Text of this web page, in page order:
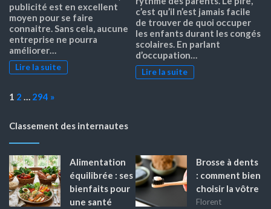
publicité est en excellent
moyen pour se faire
connaitre. Sans cela, aucune
entreprise ne pourra
améliorer…
Lire la suite
c’est qu’il n’est jamais facile
de trouver de quoi occuper
les enfants durant les congés
scolaires. En parlant
d’occupation…
Lire la suite
Page:
1 2 … 294 Next
»
Classement des internautes
Alimentation
équilibrée : ses
bienfaits pour
une santé
Brosse à dents
: comment bien
choisir la vôtre
Florent